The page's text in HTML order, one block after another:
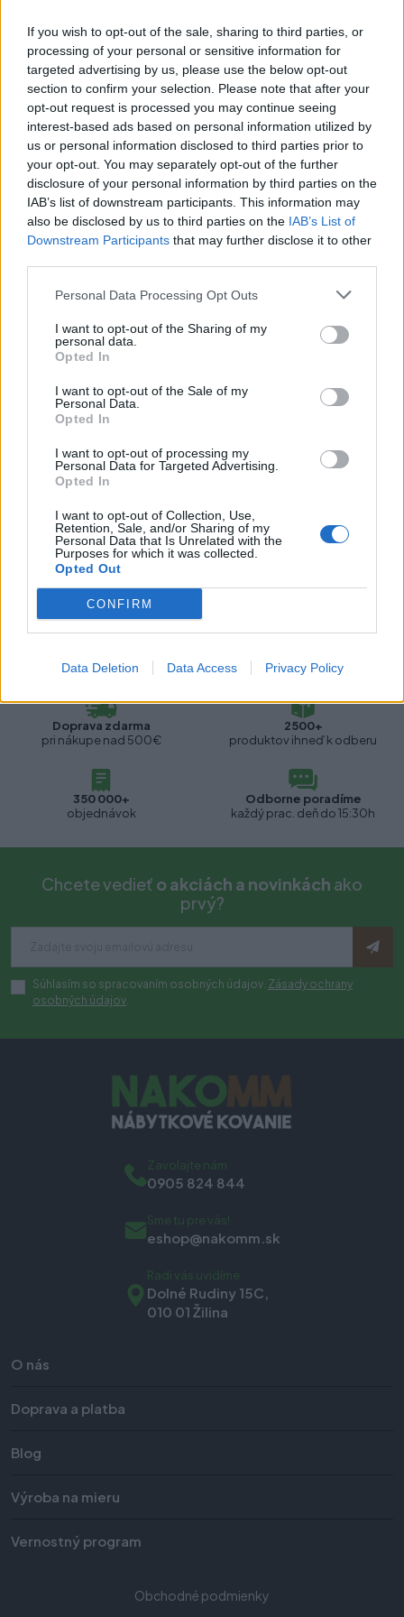
If you wish to opt-out of the sale, sharing to third parties, or
processing of your personal or sensitive information for
targeted advertising by us, please use the below opt-out
section to confirm your selection. Please note that after your
opt-out request is processed you may continue seeing
interest-based ads based on personal information utilized by
us or personal information disclosed to third parties prior to
your opt-out. You may separately opt-out of the further
disclosure of your personal information by third parties on the
IAB’s list of downstream participants. This information may
also be disclosed by us to third parties on the IAB’s List of
Downstream Participants that may further disclose it to other
Personal Data Processing Opt Outs
I want to opt-out of the Sharing of my
personal data.
Opted In
I want to opt-out of the Sale of my
Personal Data.
Opted In
I want to opt-out of processing my
Personal Data for Targeted Advertising.
Opted In
I want to opt-out of Collection, Use,
Retention, Sale, and/or Sharing of my
Personal Data that Is Unrelated with the
Purposes for which it was collected.
Opted Out
CONFIRM
Data Deletion Data Access Privacy Policy
Prečo si vybrať tento produkt?
Nosnosť: 100kg
Balenie: 25ks
Parametre
SKU: D-82746-25
Výrobca: Strong
Obsah balenia:
Nosnosť: 100 kg
Výškové nastavenie:
Pre tento produkt neboli pridané žiadne recenzie.
Doprava zdarma
pri nákupe nad 500€
2500+
produktov ihneď k odberu
350 000+
objednávok
Odborne poradíme
každý prac. deň do 15:30h
Chcete vedieť o akciách a novinkách ako
prvý?
Súhlasím so spracovaním osobných údajov. Zásady ochrany
osobných údajov
O nás
Doprava a platba
Blog
Výroba na mieru
Vernostný program
Obchodné podmienky
Zavolajte nám
0905 824 844
Sme tu pre vás!
eshop@nakomm.sk
Radi vás uvidíme
Dolné Rudiny 15C,
010 01 Žilina